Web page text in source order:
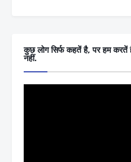
कुछ लोग सिर्फ कहतें है, पर हम करतें
नहीं.